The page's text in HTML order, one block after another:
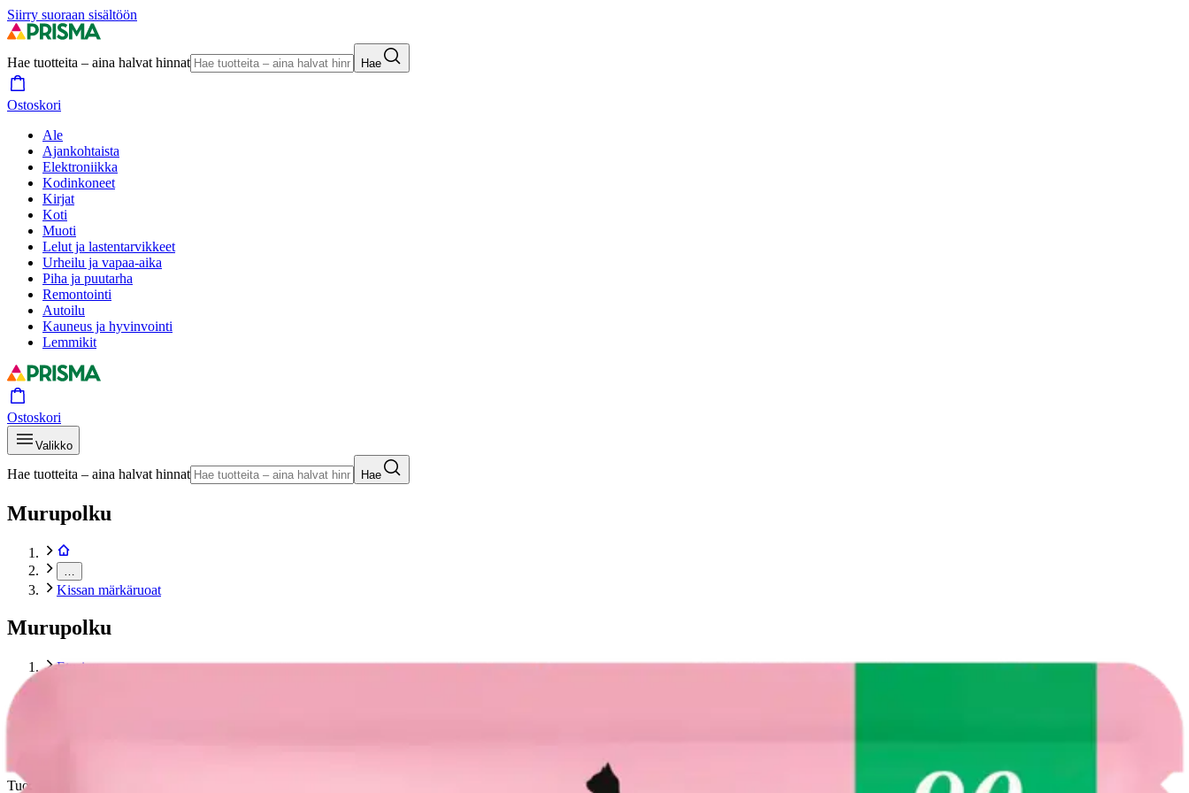
Siirry suoraan sisältöön
Hae tuotteita – aina halvat hinnat Hae
Ostoskori
Ale
Ajankohtaista
Elektroniikka
Kodinkoneet
Kirjat
Koti
Muoti
Lelut ja lastentarvikkeet
Urheilu ja vapaa-aika
Piha ja puutarha
Remontointi
Autoilu
Kauneus ja hyvinvointi
Lemmikit
Ostoskori
Valikko
Hae tuotteita – aina halvat hinnat Hae
Murupolku
Kissan märkäruoat
Murupolku
Etusivu
Tuotekuvat- ja videot